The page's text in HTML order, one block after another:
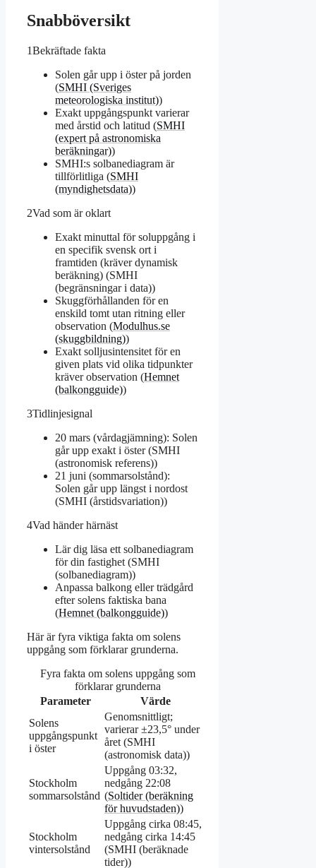
Snabböversikt
1Bekräftade fakta
Solen går upp i öster på jorden
(SMHI (Sveriges
meteorologiska institut))
Exakt uppgångspunkt varierar
med årstid och latitud (SMHI
(expert på astronomiska
beräkningar))
SMHI:s solbanediagram är
tillförlitliga (SMHI
(myndighetsdata))
2Vad som är oklart
Exakt minuttal för soluppgång i
en specifik svensk ort i
framtiden (kräver dynamisk
beräkning) (SMHI
(begränsningar i data))
Skuggförhållanden för en
enskild tomt utan ritning eller
observation (Modulhus.se
(skuggbildning))
Exakt solljusintensitet för en
given plats vid olika tidpunkter
kräver observation (Hemnet
(balkongguide))
3Tidlinjesignal
20 mars (vårdagjämning): Solen
går upp exakt i öster (SMHI
(astronomisk referens))
21 juni (sommarsolstånd):
Solen går upp längst i nordost
(SMHI (årstidsvariation))
4Vad händer härnäst
Lär dig läsa ett solbanediagram
för din fastighet (SMHI
(solbanediagram))
Anpassa balkong eller trädgård
efter solens faktiska bana
(Hemnet (balkongguide))
Här är fyra viktiga fakta om solens
uppgång som förklarar grunderna.
Fyra fakta om solens uppgång som
förklarar grunderna
Parameter
Värde
Solens
uppgångspunkt
i öster
Genomsnittligt;
varierar ±23,5° under
året (SMHI
(astronomisk data))
Stockholm
sommarsolstånd
Uppgång 03:32,
nedgång 22:08
(Soltider (beräkning
för huvudstaden))
Stockholm
vintersolstånd
Uppgång cirka 08:45,
nedgång cirka 14:45
(SMHI (beräknade
tider))